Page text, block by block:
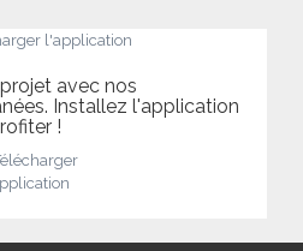
avec nos
Installez l'application
!